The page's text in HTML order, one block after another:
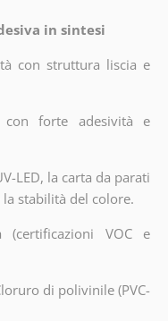
in sintesi
con struttura liscia e
con forte adesività e
LED, la carta da parati
stabilità del colore.
(certificazioni VOC e
di polivinile (PVC-